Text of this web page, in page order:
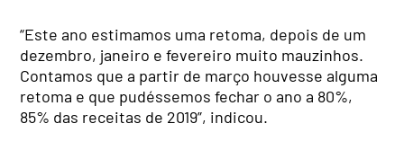
“Este ano estimamos uma retoma, depois de um
dezembro, janeiro e fevereiro muito mauzinhos.
Contamos que a partir de março houvesse alguma
retoma e que pudéssemos fechar o ano a 80%,
85% das receitas de 2019”, indicou.